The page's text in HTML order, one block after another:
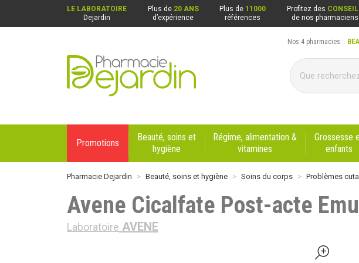
LE LABORATOIRE
Dejardin
Plus de 20 ANS
d’expérience
Plus de 11000
références
Profitez des
de nos pharmaciens
Pharmacie Dejardin Nos 4 pharmacies : Beauraing, Carlsbourg, Yvoir,
Nos 4 pharmacies :
Promotions
Beauté, soins et
hygiène
Régime, alimentation &
vitamines
Grossesse
enfants
Pharmacie Dejardin Beauté, soins et hygiène Soins du corps Problèmes
Avene Cicalfate Post-acte
Laboratoire AVENE